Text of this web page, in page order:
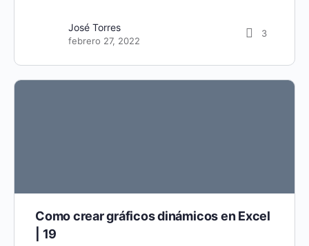
José Torres
febrero 27, 2022
3
Como crear gráficos dinámicos en Excel
| 19